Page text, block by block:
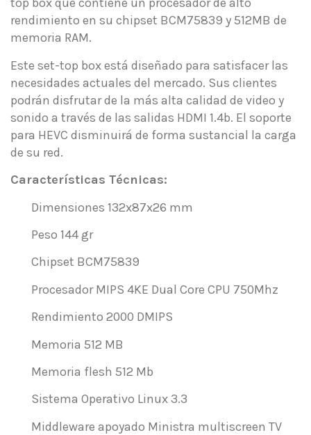
top box que contiene un procesador de alto
rendimiento en su chipset BCM75839 y 512MB de
memoria RAM.
Este set-top box está diseñado para satisfacer las
necesidades actuales del mercado. Sus clientes
podrán disfrutar de la más alta calidad de video y
sonido a través de las salidas HDMI 1.4b. El soporte
para HEVC disminuirá de forma sustancial la carga
de su red.
Características Técnicas:
Dimensiones 132x87x26 mm
Peso 144 gr
Chipset BCM75839
ProcesadorMIPS 4KE Dual Core CPU 750Mhz
Rendimiento 2000 DMIPS
Memoria 512 MB
Memoria flesh 512 Mb
Sistema Operativo Linux 3.3
Middleware apoyado Ministra multiscreen TV